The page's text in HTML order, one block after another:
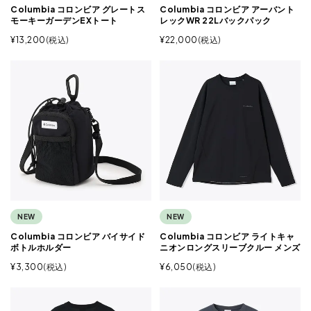
Columbia コロンビア グレートス
モーキーガーデンEXトート
¥13,200 税込
Columbia コロンビア アーバント
レックWR 22Lバックパック
¥22,000 税込
NEW
Columbia コロンビア バイサイド
ボトルホルダー
¥3,300 税込
NEW
Columbia コロンビア ライトキャ
ニオンロングスリーブクルー メンズ
¥6,050 税込